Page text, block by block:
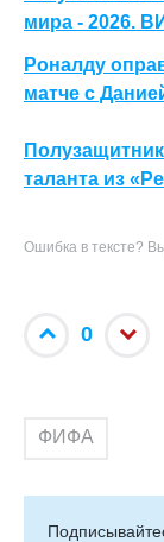
мира - 2026.
Роналду
матче с
таланта из
Ошибка в тексте?
0
ФИФА